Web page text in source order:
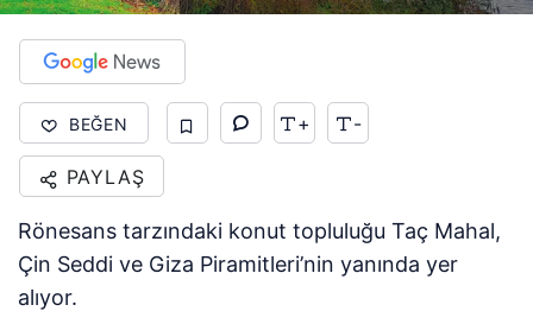
BEĞEN + -
PAYLAŞ
Rönesans tarzındaki konut topluluğu Taç Mahal,
Çin Seddi ve Giza Piramitleri’nin yanında yer
alıyor.